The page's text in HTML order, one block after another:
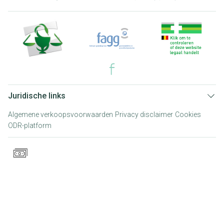
Juridische links
Algemene verkoopsvoorwaarden Privacy disclaimer Cookies
ODR-platform